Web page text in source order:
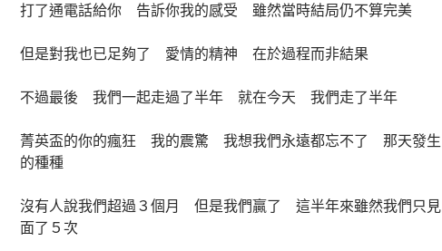
打了通電話給你 告訴你我的感受 雖然當時結局仍不算完美
但是對我也已足夠了 愛情的精神 在於過程而非結果
不過最後 我們一起走過了半年 就在今天 我們走了半年
菁英盃的你的瘋狂 我的震驚 我想我們永遠都忘不了 那天發生
的種種
沒有人說我們超過３個月 但是我們贏了 這半年來雖然我們只見
面了５次